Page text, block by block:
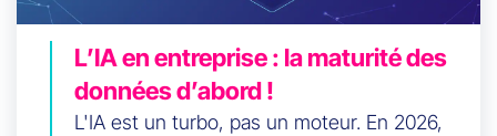
L’IA en entreprise : la maturité des
données d’abord !
L'IA est un turbo, pas un moteur. En 2026,